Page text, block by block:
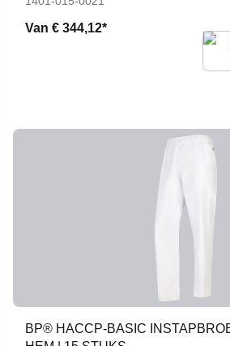
Van € 344,12*
BP® HACCP-BASIC